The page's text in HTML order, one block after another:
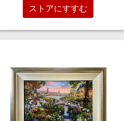
ストアにすすむ